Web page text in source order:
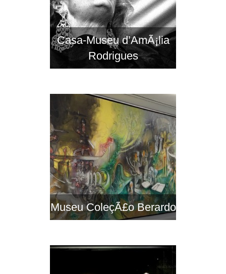
Casa-Museu d’AmÃ¡lia
Rodrigues
Museu ColeçÃ£o Berardo